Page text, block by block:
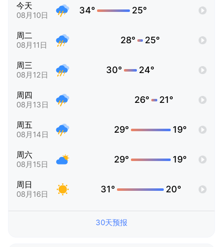
今天
08月10日 34° 25°
周二
08月11日 28° 25°
周三
08月12日 30° 24°
周四
08月13日 26° 21°
周五
08月14日 29° 19°
周六
08月15日 29° 19°
周日
08月16日 31° 20°
30天预报